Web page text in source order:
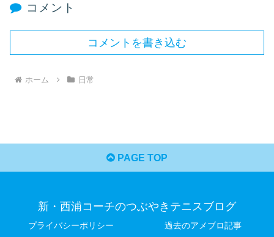
コメント
コメントを書き込む
ホーム 日常
PAGE TOP
新・西浦コーチのつぶやきテニスブログ
プライバシーポリシー
過去のアメブロ記事